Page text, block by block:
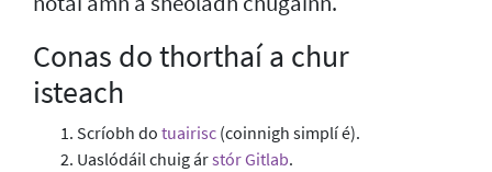
Conas do thorthaí a chur
isteach
Scríobh do tuairisc (coinnigh simplí é).
Uaslódáil chuig árstór Gitlab.